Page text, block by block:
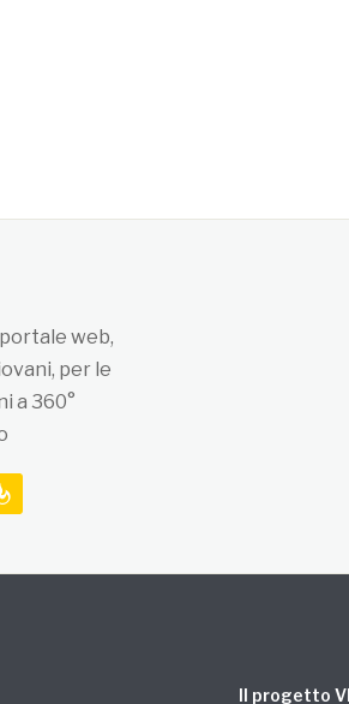
web,
per le
a 360°
Il progetto